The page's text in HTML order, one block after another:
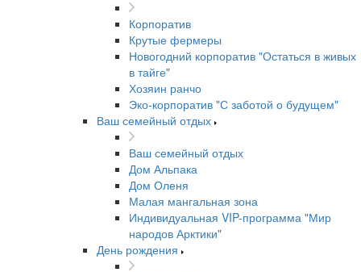
Корпоратив
Крутые фермеры
Новогодний корпоратив "Остаться в живых
в тайге"
Хозяин ранчо
Эко-корпоратив "С заботой о будущем"
Ваш семейный отдых
Ваш семейный отдых
Дом Альпака
Дом Оленя
Малая мангальная зона
Индивидуальная VIP-программа "Мир
народов Арктики"
День рождения